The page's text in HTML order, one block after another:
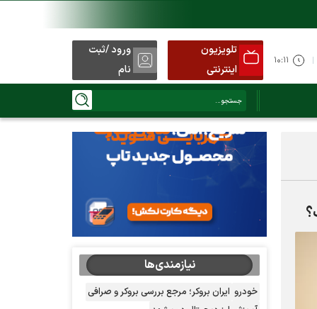
تلویزیون
اینترنتی
ورود /ثبت
نام
نیازمندی‌ها
خودرو ایران بروکر؛ مرجع بررسی بروکر و صرافی